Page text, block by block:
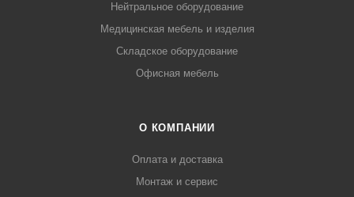
Нейтральное оборудование
Медицинская мебель и изделия
Складское оборудование
Офисная мебель
О КОМПАНИИ
Оплата и доставка
Монтаж и сервис